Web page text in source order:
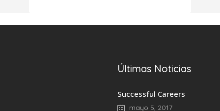
Últimas Noticias
Successful Careers
mayo 5, 2017